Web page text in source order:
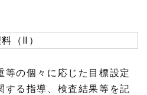
（Ⅱ）
等の個々に応じた目標設定
する指導、検査結果等を記